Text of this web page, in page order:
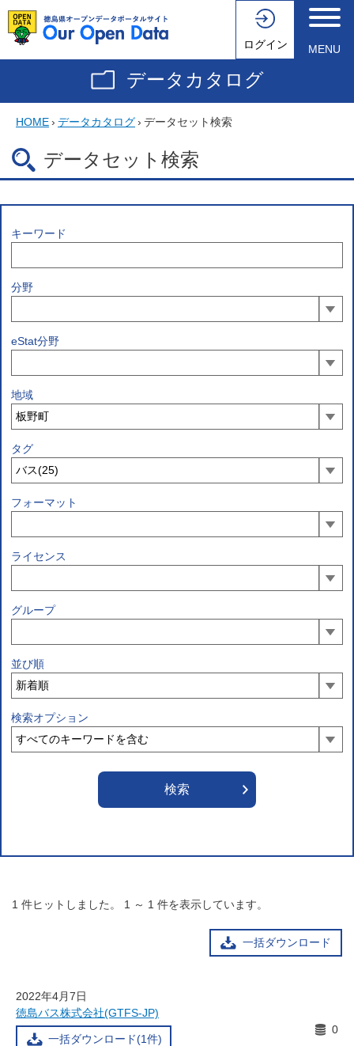
ログイン MENU
データカタログ
HOME› データカタログ› データセット検索
データセット検索
キーワード
分野
eStat分野
地域
タグ
フォーマット
ライセンス
グループ
並び順
検索オプション
1 件ヒットしました。 1 ～ 1 件を表示しています。
一括ダウンロード
2022年4月7日
徳島バス株式会社(GTFS-JP)
一括ダウンロード(1件)
0